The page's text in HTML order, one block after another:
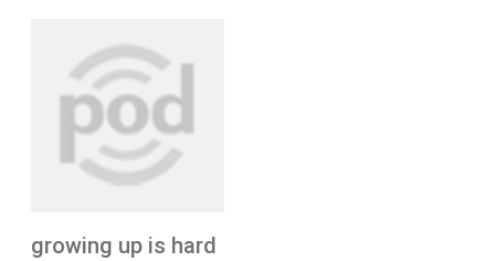
growing up is hard